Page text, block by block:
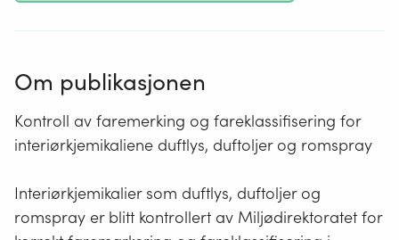
Om publikasjonen
Kontroll av faremerking og fareklassifisering for
interiørkjemikaliene duftlys, duftoljer og romspray
Interiørkjemikalier som duftlys, duftoljer og
romspray er blitt kontrollert av Miljødirektoratet for